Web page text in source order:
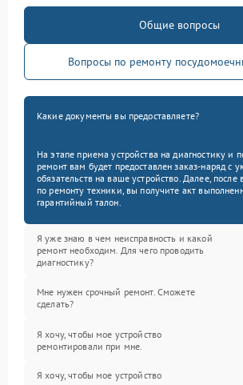
Общие вопросы
Вопросы по ремонту
Какие документы вы предоставляете?
На этапе приема устройства на диагностику и
ремонт вам будет предоставлен заказ-наряд с
обязательств на ваше устройство. Далее, после
по ремонту техники, вы получите акт
гарантийный талон.
Я уже знаю в чем неисправность и какой
ремонт необходим. Для чего проводить
диагностику?
Мне нужен срочный ремонт. Сможете
сделать?
Я хочу, чтобы мое устройство
ремонтировали при мне.
Я хочу, чтобы мое устройство